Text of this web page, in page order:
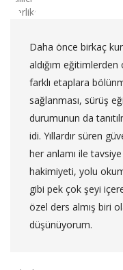
Daha önce birkaç
aldığım
farklı etaplara
sağlanması, sürüş
durumunun da
idi. Yıllardır süren
her anlamı ile
hakimiyeti, yolu
gibi pek çok şeyi
özel ders almış biri
düşünüyorum.